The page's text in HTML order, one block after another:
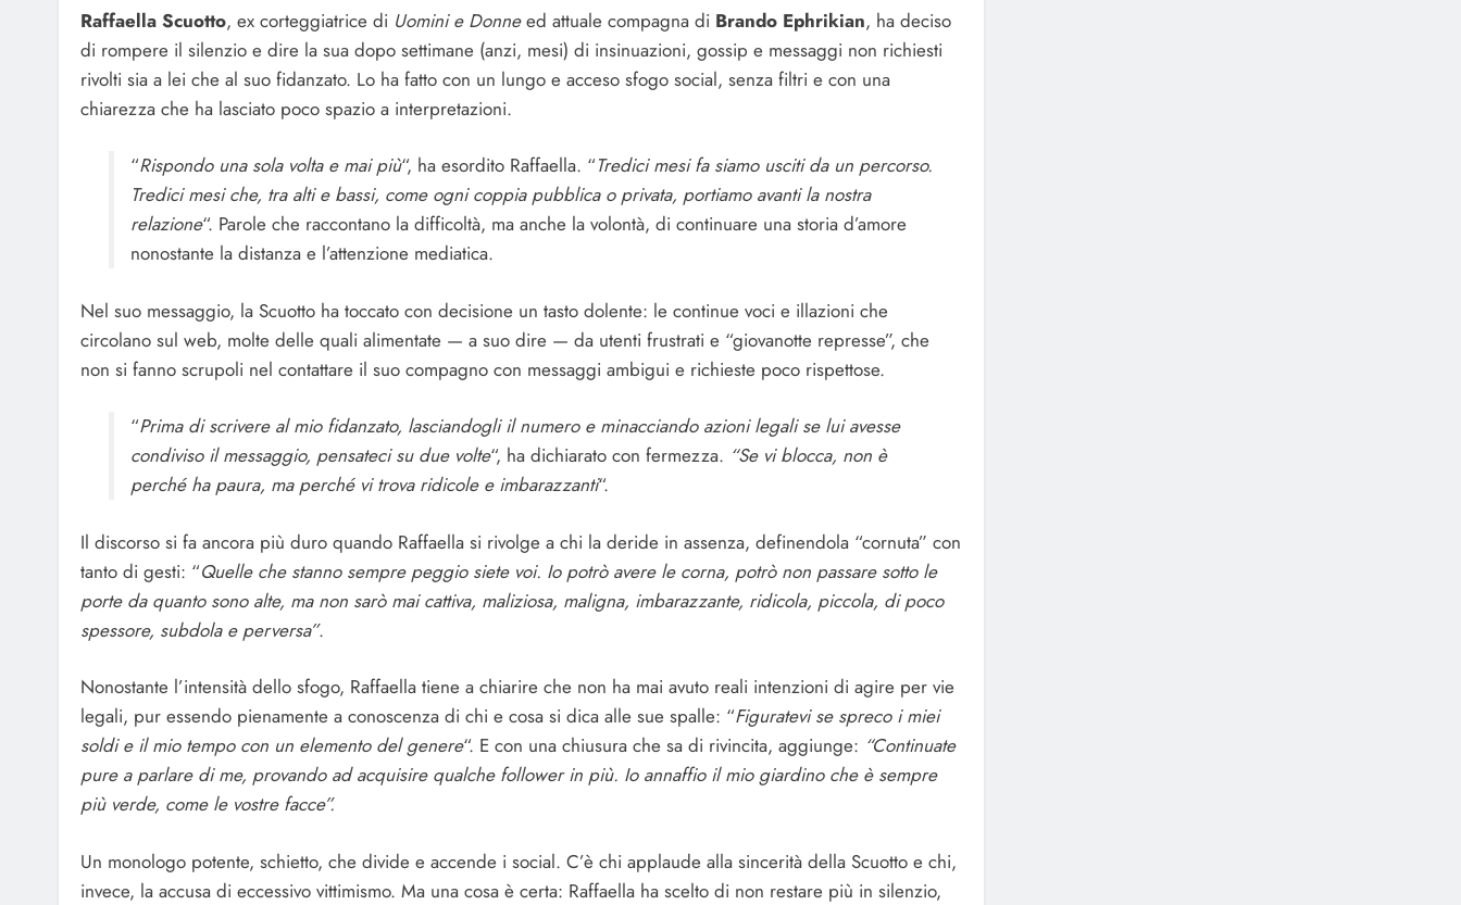
Raffaella Scuotto, ex corteggiatrice di Uomini e Donneed attuale compagna di Brando Ephrikian, ha deciso
di rompere il silenzio e dire la sua dopo settimane (anzi, mesi) di insinuazioni, gossip e messaggi non richiesti
rivolti sia a lei che al suo fidanzato. Lo ha fatto con un lungo e acceso sfogo social, senza filtri e con una
chiarezza che ha lasciato poco spazio a interpretazioni.
“Rispondo una sola volta e mai più“, ha esordito Raffaella. “Tredici mesi fa siamo usciti da un percorso.
Tredici mesi che, tra alti e bassi, come ogni coppia pubblica o privata, portiamo avanti la nostra
relazione“. Parole che raccontano la difficoltà, ma anche la volontà, di continuare una storia d’amore
nonostante la distanza e l’attenzione mediatica.
Nel suo messaggio, la Scuotto ha toccato con decisione un tasto dolente: le continue voci e illazioni che
circolano sul web, molte delle quali alimentate — a suo dire — da utenti frustrati e “giovanotte represse”, che
non si fanno scrupoli nel contattare il suo compagno con messaggi ambigui e richieste poco rispettose.
“Prima di scrivere al mio fidanzato, lasciandogli il numero e minacciando azioni legali se lui avesse
condiviso il messaggio, pensateci su due volte“, ha dichiarato con fermezza. “Se vi blocca, non è
perché ha paura, ma perché vi trova ridicole e imbarazzanti“.
Il discorso si fa ancora più duro quando Raffaella si rivolge a chi la deride in assenza, definendola “cornuta” con
tanto di gesti: “Quelle che stanno sempre peggio siete voi. Io potrò avere le corna, potrò non passare sotto le
porte da quanto sono alte, ma non sarò mai cattiva, maliziosa, maligna, imbarazzante, ridicola, piccola, di poco
spessore, subdola e perversa”.
Nonostante l’intensità dello sfogo, Raffaella tiene a chiarire che non ha mai avuto reali intenzioni di agire per vie
legali, pur essendo pienamente a conoscenza di chi e cosa si dica alle sue spalle: “Figuratevi se spreco i miei
soldi e il mio tempo con un elemento del genere“. E con una chiusura che sa di rivincita, aggiunge: “Continuate
pure a parlare di me, provando ad acquisire qualche follower in più. Io annaffio il mio giardino che è sempre
più verde, come le vostre facce”.
Un monologo potente, schietto, che divide e accende i social. C’è chi applaude alla sincerità della Scuotto e chi,
invece, la accusa di eccessivo vittimismo. Ma una cosa è certa: Raffaella ha scelto di non restare più in silenzio,